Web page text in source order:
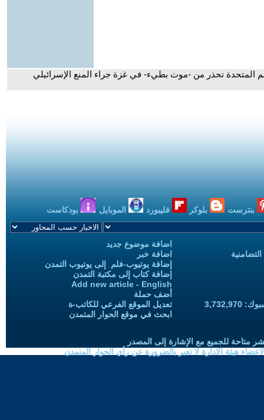
المتحدة تحذر من -موت بطيء- في غزة جراء المنع الإسرائيلي
بنترست بلوكر فليبورد الموبايل بودكاست
اضافة موضوع جديد
اضافة خبر
إضافة يوتيوب-فلم إلى يوتيوب التمدن
إضافة كتاب إلى مكتبة التمدن
Add new article - English
أضف حملة
تعديل الموقع الفرعي للكاتب-ة
ابحث في موقع الحوار المتمدن
متاحة للجميع مع الإشارة إلى المصدر
هيئة الادارة لا تعبر بالضرورة عن رأي الحوار المتمدن